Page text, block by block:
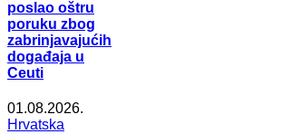
poslao oštru
poruku zbog
zabrinjavajućih
događaja u
Ceuti
01.08.2026.
Hrvatska